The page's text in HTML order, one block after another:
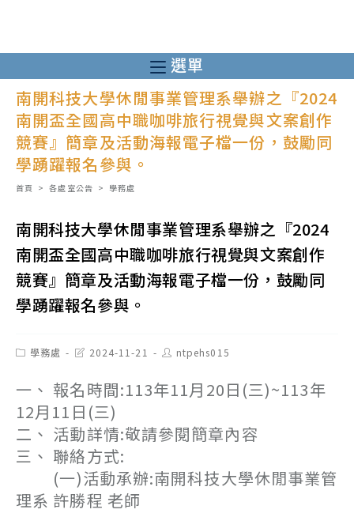
至
主
選單
南開科技大學休閒事業管理系舉辦之『2024
南開盃全國高中職咖啡旅行視覺與文案創作
競賽』簡章及活動海報電子檔一份，鼓勵同
學踴躍報名參與。
首頁 > 各處室公告 > 學務處
南開科技大學休閒事業管理系舉辦之『2024
南開盃全國高中職咖啡旅行視覺與文案創作
競賽』簡章及活動海報電子檔一份，鼓勵同
學踴躍報名參與。
Post學務處
Post2024-11-21
Post
author:
ntpehs015
一、 報名時間:113年11月20日(三)~113年
12月11日(三)
二、 活動詳情:敬請參閱簡章內容
三、 聯絡方式:
(一)活動承辦:南開科技大學休閒事業管
理系 許勝程 老師